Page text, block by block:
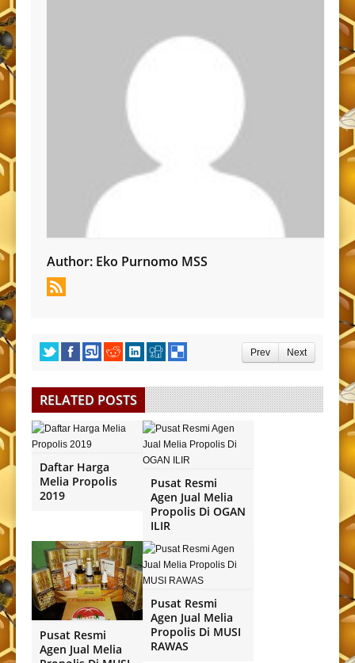
Author: Eko Purnomo MSS
Prev Next
RELATED POSTS
Daftar Harga
Melia Propolis
2019
Pusat Resmi
Agen Jual Melia
Propolis Di OGAN
ILIR
Pusat Resmi
Agen Jual Melia
Pusat Resmi
Agen Jual Melia
Propolis Di MUSI
RAWAS